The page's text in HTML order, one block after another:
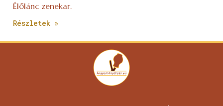
Élőlánc zenekar.
Részletek »